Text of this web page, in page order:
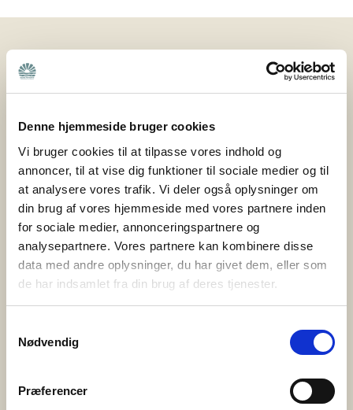
Denne hjemmeside bruger cookies
Vi bruger cookies til at tilpasse vores indhold og
annoncer, til at vise dig funktioner til sociale medier og til
at analysere vores trafik. Vi deler også oplysninger om
din brug af vores hjemmeside med vores partnere inden
for sociale medier, annonceringspartnere og
analysepartnere. Vores partnere kan kombinere disse
data med andre oplysninger, du har givet dem, eller som
de har indsamlet fra din brug af deres tjenester.
Nødvendig
Præferencer
Nyheder
25. februar 2026
fællesskab og støtte til pårørende – også i
fremtiden?
Hvordan sikrer vi, at pårørende også i fremtiden kan
finde fællesskab og støtte i deres lokalområde? Det
spørgsmål har været omdrejningspunktet i
projektet Nye veje til frivillighed, som Bedre Psykiatri
netop har afsluttet sammen med Nyreforeningen og
Høreforeningen med støtte fra Nordea-fonden. Bedre
lokale fællesskaber. Det er de ca. 400 frivillige i Bedre
3. juni 2025